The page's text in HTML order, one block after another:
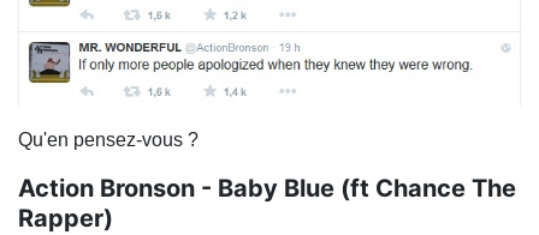
Qu'en pensez-vous ?
Action Bronson - Baby Blue (ft Chance The
Rapper)